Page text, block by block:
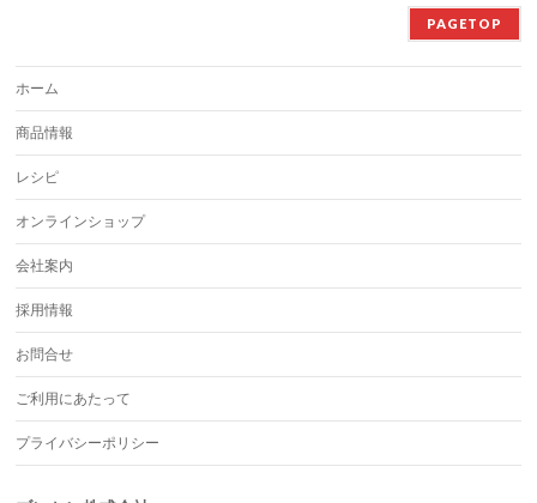
PAGETOP
ホーム
商品情報
レシピ
オンラインショップ
会社案内
採用情報
お問合せ
ご利用にあたって
プライバシーポリシー